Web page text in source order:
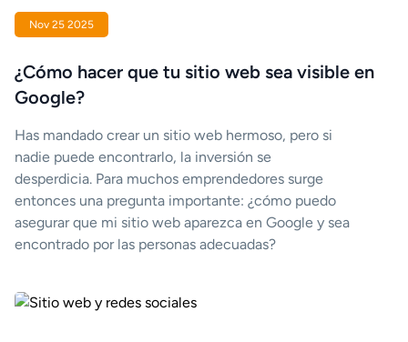
Nov 25 2025
¿Cómo hacer que tu sitio web sea visible en
Google?
Has mandado crear un sitio web hermoso, pero si
nadie puede encontrarlo, la inversión se
desperdicia. Para muchos emprendedores surge
entonces una pregunta importante: ¿cómo puedo
asegurar que mi sitio web aparezca en Google y sea
encontrado por las personas adecuadas?